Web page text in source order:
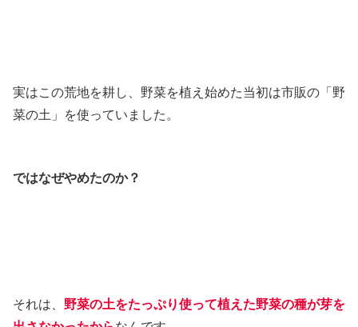
実はこの荒地を耕し、野菜を植え始めた当初は市販の「野
菜の土」を使っていました。
ではなぜやめたのか？
それは、 野菜の土をたっぷり使って植えた野菜の種が芽を